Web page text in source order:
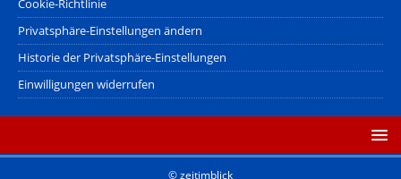
Cookie-Richtlinie
Privatsphäre-Einstellungen ändern
Historie der Privatsphäre-Einstellungen
Einwilligungen widerrufen
© zeitimblick